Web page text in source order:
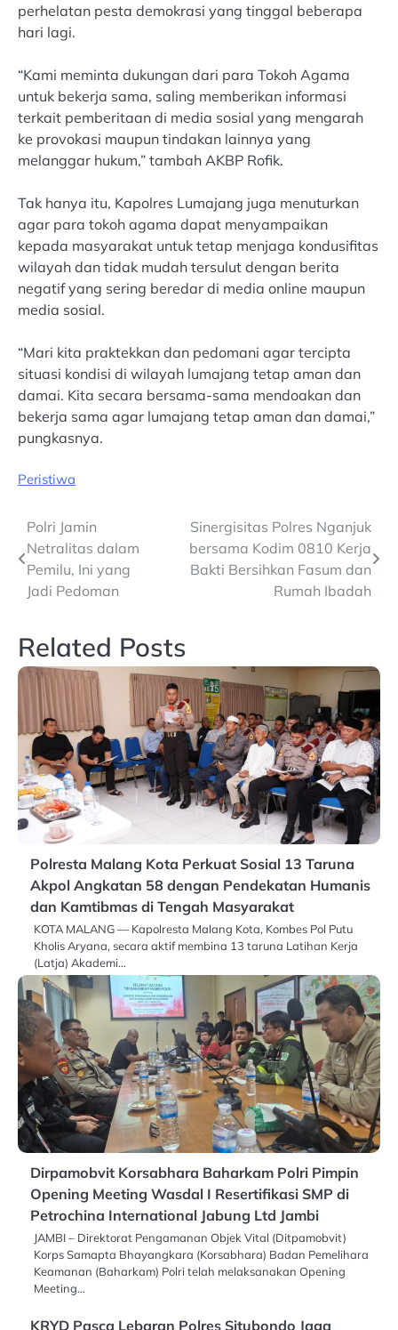
perhelatan pesta demokrasi yang tinggal beberapa
hari lagi.
“Kami meminta dukungan dari para Tokoh Agama
untuk bekerja sama, saling memberikan informasi
terkait pemberitaan di media sosial yang mengarah
ke provokasi maupun tindakan lainnya yang
melanggar hukum,” tambah AKBP Rofik.
Tak hanya itu, Kapolres Lumajang juga menuturkan
agar para tokoh agama dapat menyampaikan
kepada masyarakat untuk tetap menjaga kondusifitas
wilayah dan tidak mudah tersulut dengan berita
negatif yang sering beredar di media online maupun
media sosial.
“Mari kita praktekkan dan pedomani agar tercipta
situasi kondisi di wilayah lumajang tetap aman dan
damai. Kita secara bersama-sama mendoakan dan
bekerja sama agar lumajang tetap aman dan damai,”
pungkasnya.
Peristiwa
Post
navigation
Polri Jamin
Netralitas dalam
Pemilu, Ini yang
Jadi Pedoman
Sinergisitas Polres Nganjuk
bersama Kodim 0810 Kerja
Bakti Bersihkan Fasum dan
Rumah Ibadah
Related Posts
Polresta Malang Kota Perkuat Sosial 13 Taruna
Akpol Angkatan 58 dengan Pendekatan Humanis
dan Kamtibmas di Tengah Masyarakat
KOTA MALANG — Kapolresta Malang Kota, Kombes Pol Putu
Kholis Aryana, secara aktif membina 13 taruna Latihan Kerja
(Latja) Akademi…
Dirpamobvit Korsabhara Baharkam Polri Pimpin
Opening Meeting Wasdal I Resertifikasi SMP di
Petrochina International Jabung Ltd Jambi
JAMBI – Direktorat Pengamanan Objek Vital (Ditpamobvit)
Korps Samapta Bhayangkara (Korsabhara) Badan Pemelihara
Keamanan (Baharkam) Polri telah melaksanakan Opening
Meeting…
KRYD Pasca Lebaran Polres Situbondo Jaga